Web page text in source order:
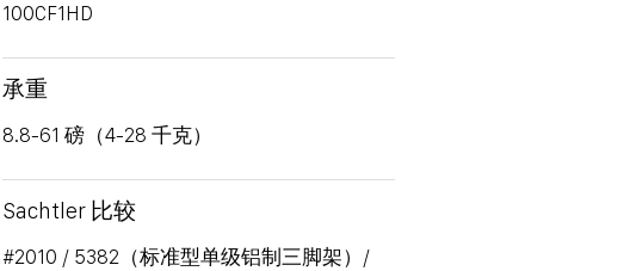
100CF1HD
承重
8.8-61 磅（4-28 千克）
Sachtler 比较
#2010 / 5382（标准型单级铝制三脚架）/